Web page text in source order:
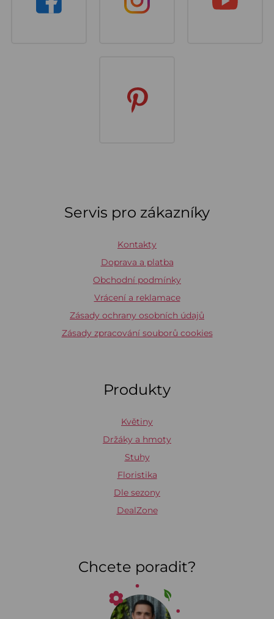
Servis pro zákazníky
Kontakty
Doprava a platba
Obchodní podmínky
Vrácení a reklamace
Zásady ochrany osobních údajů
Zásady zpracování souborů cookies
Produkty
Květiny
Držáky a hmoty
Stuhy
Floristika
Dle sezony
DealZone
Chcete poradit?